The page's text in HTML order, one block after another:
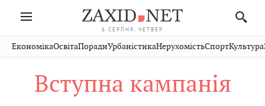
6 СЕРПНЯ, ЧЕТВЕР
Івано-
Франківськ
Волинь
Рівне
Чернівці
Стрий
Хмельницький
Публікації
Авто СловкоКультура
Кіно Дім СпортКраєзнавство
ЕкономікаОсвітаПорадиУрбаністикаНерухомістьСпортКультура
Вступна кампанія